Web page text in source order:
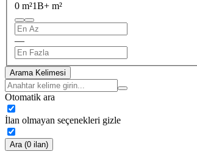
0 m²1B+ m²
—
Arama Kelimesi
Otomatik ara
İlan olmayan seçenekleri gizle
Ara (0 ilan)